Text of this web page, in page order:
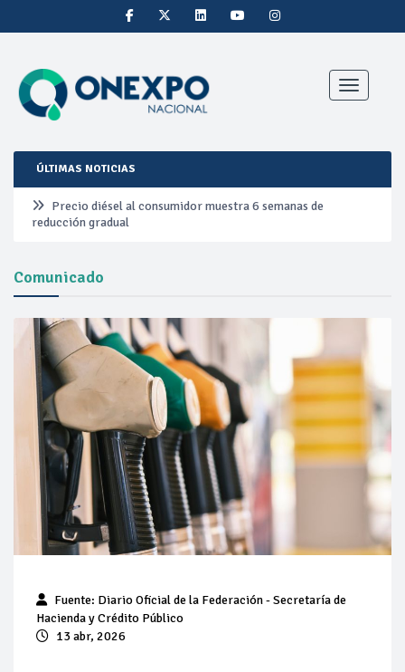
Toggle
ÚLTIMAS NOTICIAS
Precio diésel al consumidor muestra 6 semanas de
reducción gradual
Pemex ante la refinación clandestina
Petrobras duplica ganancias en segundo trimestre por
precios del petróleo y producción récord
Cautela en el mercado por conversaciones Irán-Omán
mantienen precios al alza
Pierde Pemex 71 millones de pesos al día por
"procesadoras" ilegales
Pacto dispara 83% ventas diésel Pemex
Incertidumbre regulatoria pone a prueba las inversiones de
las Estaciones de Servicio familiares
espera estabilización del mercado
Baja 5% más el precio internacional del crudo por posible
Comunicado
Fuente: Diario Oficial de la Federación - Secretaría de
Hacienda y Crédito Público
13 abr, 2026